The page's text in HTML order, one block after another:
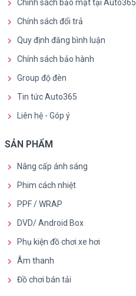
Chính sách bảo mật tại Auto365
Chính sách đổi trả
Quy định đăng bình luận
Chính sách bảo hành
Group độ đèn
Tin tức Auto365
Liên hệ - Góp ý
SẢN PHẨM
Nâng cấp ánh sáng
Phim cách nhiệt
PPF / WRAP
DVD/ Android Box
Phụ kiện đồ chơi xe hơi
Âm thanh
Đồ chơi bán tải